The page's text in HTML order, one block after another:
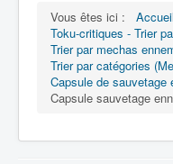
Objet
Lieu
Épisode
Référence
Vous êtes ici : Accueil
Toku-critiques - Trier
Trier par mechas
Trier par catégories
Capsule de sauvetage
Capsule sauvetage